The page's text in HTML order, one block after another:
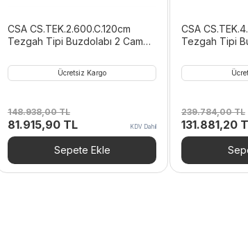
CSA CS.TEK.2.600.C.120cm
Tezgah Tipi Buzdolabı 2 Cam
Kalite
Ücretsiz Kargo
148.938,00TL
Orijinal
fiyat:
148.938,00 TL.
81.915,90 TL
andaki
fiyat:
81.915,90 TL.
KDV Dahil
Sepete Ekle
CSA
Tezgah Tipi
Kalite
239.784,00TL
Orijinal
fiyat:
239.784,00
131.881,20